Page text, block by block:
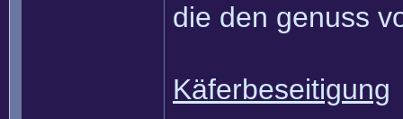
die den genuss
Käferbeseitigung